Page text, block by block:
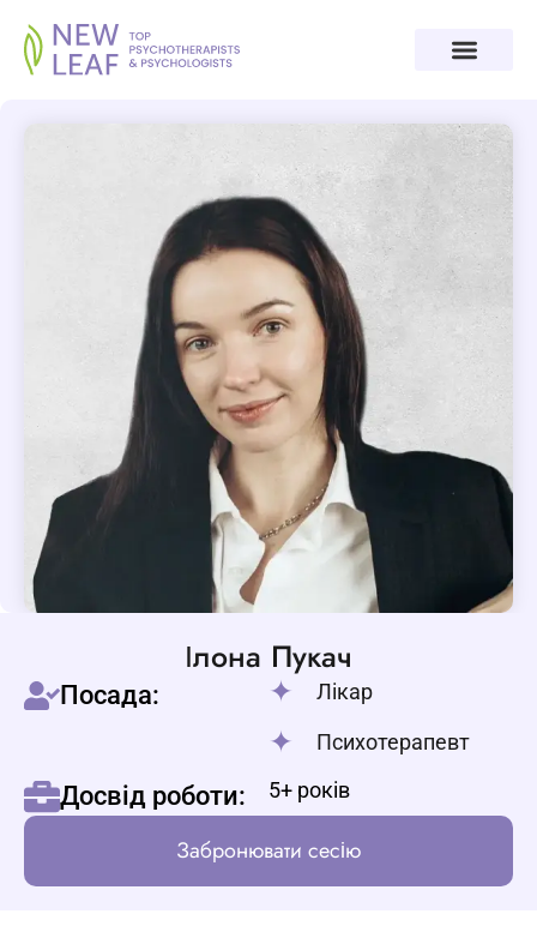
Ілона Пукач
Посада:
Лікар
Психотерапевт
Досвід роботи: 5+ років
Забронювати сесію